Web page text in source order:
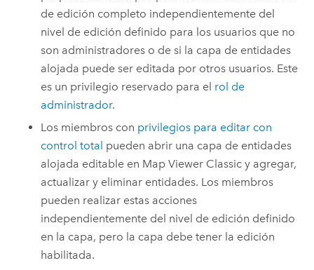
de edición completo independientemente del
nivel de edición definido para los usuarios que no
son administradores o de si la capa de entidades
alojada puede ser editada por otros usuarios. Este
es un privilegio reservado para el rol de
administrador.
Los miembros con privilegios para editar con
control total pueden abrir una capa de entidades
alojada editable en Map Viewer Classic y agregar,
actualizar y eliminar entidades. Los miembros
pueden realizar estas acciones
independientemente del nivel de edición definido
en la capa, pero la capa debe tener la edición
habilitada.